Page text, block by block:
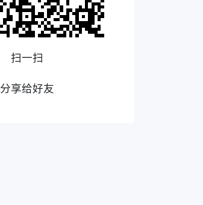
扫一扫
分享给好友